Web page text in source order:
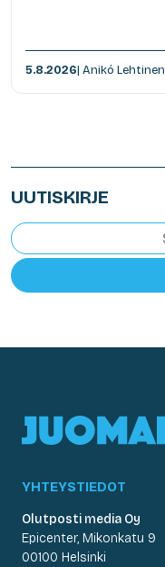
5.8.2026| Anikó Lehtinen
UUTISKIRJE
YHTEYSTIEDOT
Olutposti media Oy
Epicenter, Mikonkatu 9
00100 Helsinki